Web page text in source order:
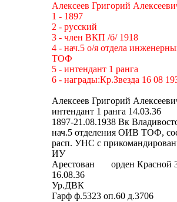
Алексеев Григорий
1 - 1897
2 - русский
3 - член ВКП /б/ 1918
4 - нач.5 о/я отдела
ТОФ
5 - интендант 1 ранга
6 - награды:Кр.Звезда 16 08
Алексеев Григорий
интендант 1 ранга 14.03.36
1897-21.08.1938 Вк
нач.5 отделения ОИВ ТОФ,
расп. УНС с
ИУ
Арестован орден Красной
16.08.36
Ур.ДВК
Гарф ф.5323 оп.60 д.3706